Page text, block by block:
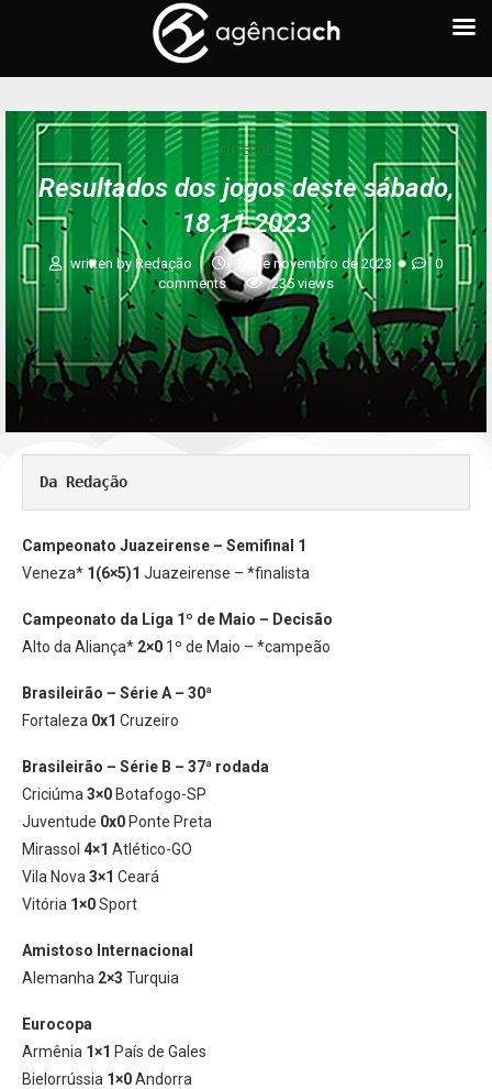
FUTEBOL
Resultados dos jogos deste sábado,
18.11.2023
written by Redação 18 de novembro de 2023
0
comments
235 views
Da Redação
Campeonato Juazeirense – Semifinal 1
Veneza* 1(6×5)1 Juazeirense – *finalista
Campeonato da Liga 1º de Maio – Decisão
Alto da Aliança* 2×0 1º de Maio – *campeão
Brasileirão – Série A – 30ª
Fortaleza 0x1 Cruzeiro
Brasileirão – Série B – 37ª rodada
Criciúma 3×0 Botafogo-SP
Juventude 0x0 Ponte Preta
Mirassol 4×1 Atlético-GO
Vila Nova 3×1 Ceará
Vitória 1×0Sport
Amistoso Internacional
Alemanha 2×3 Turquia
Eurocopa
Armênia 1×1 País de Gales
Bielorrússia 1×0Andorra